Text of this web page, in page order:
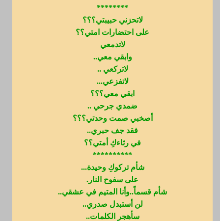
********
لاتحزني حبيبتي؟؟؟
على احتضارات امتي؟؟
لاتدمعي
وابقي معي..
لاتركعي ..
لاتفزعي...
ابقي معي؟؟؟
ضمدي جرحي ..
أصخبي صمت وحدتي؟؟؟
فقد جف حبري..
في رثاءكِ أمتي؟؟
**********
شأم تركوكِ وحيدة...
على سفوح النار.
شأم قسماً..وأنا المتيم في عشقي..
لن أستبدل صدري..
سأهجر الكلمات..